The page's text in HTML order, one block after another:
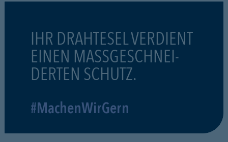
IHR DRAHTESEL VERDIENT
EINEN MASSGESCHNEI-
DERTEN SCHUTZ.
#MachenWirGern